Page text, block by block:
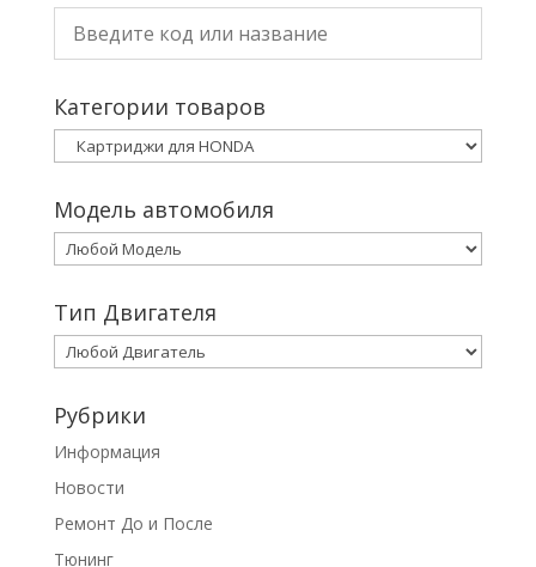
Категории товаров
Модель автомобиля
Тип Двигателя
Рубрики
Информация
Новости
Ремонт До и После
Тюнинг